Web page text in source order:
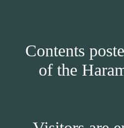
Contents
of the